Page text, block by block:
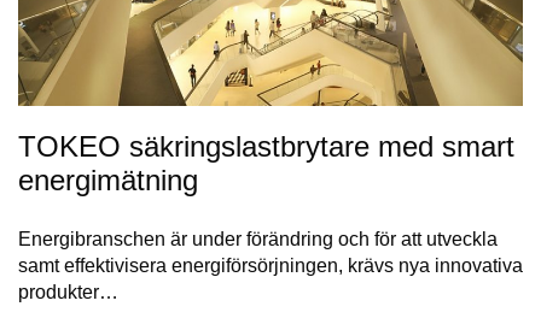
TOKEO säkringslastbrytare med smart
energimätning
Energibranschen är under förändring och för att utveckla
samt effektivisera energiförsörjningen, krävs nya innovativa
produkter…